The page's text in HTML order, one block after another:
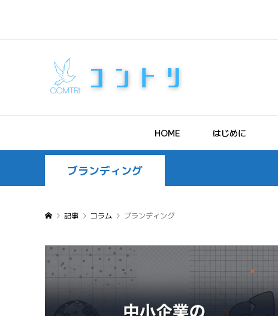
HOME はじめに
ブランディング
記事 コラム ブランディング